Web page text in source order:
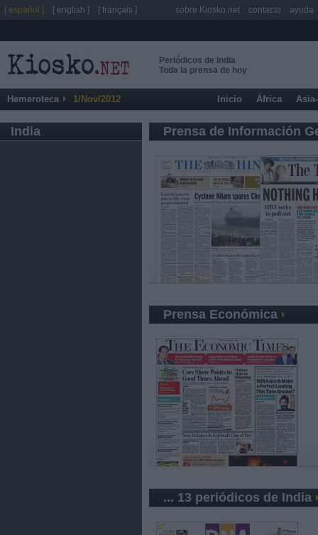
Periódicos de India
Toda la prensa de hoy
Hemeroteca 1/Nov/2012 Inicio África
India Prensa de Información
Prensa Económica
... 13 periódicos de India
[ español ] [ english ] [ français ] sobre Kiosko.net contacto ayuda